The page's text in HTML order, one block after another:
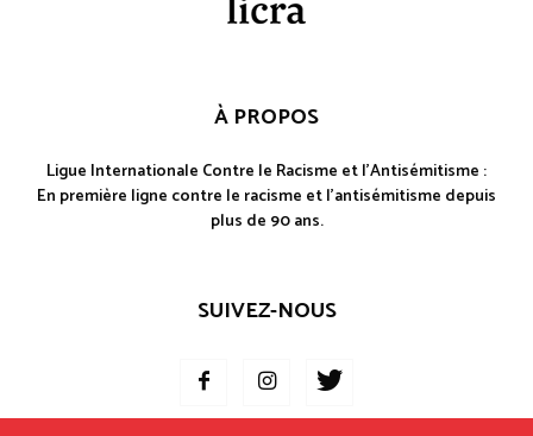
À PROPOS
Ligue Internationale Contre le Racisme et l'Antisémitisme :
En première ligne contre le racisme et l'antisémitisme depuis
plus de 90 ans.
SUIVEZ-NOUS